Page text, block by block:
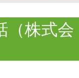
（株式会